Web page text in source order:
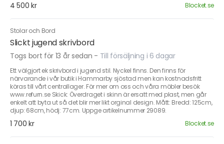
4 500 kr Blocket.se
Stolar och Bord
Slickt jugend skrivbord
Togs bort för 13 år sedan - Till försäljning i 6 dagar
Ett välgjort ek skrivbord i jugend stil. Nyckel finns. Den finns för
närvarande i vår butik i Hammarby sjöstad men kan kostnadsfritt
köras till vårt centrallager. För mer om oss och våra möbler besök
www.refurn.se Skick: Överdraget i skinn är ersatt med plast, men går
enkelt att byta ut så det blir mer likt orginal design. Mått: Bredd: 125cm,
djup: 68cm, hödj: 77cm. Uppge artikelnummer 29089.
1 700 kr Blocket.se